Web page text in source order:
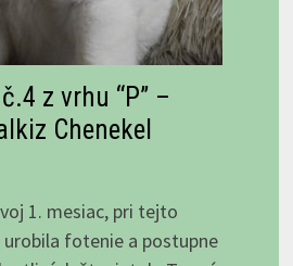
z vrhu “P” –
Chenekel
1. mesiac, pri tejto
fotenie a postupne